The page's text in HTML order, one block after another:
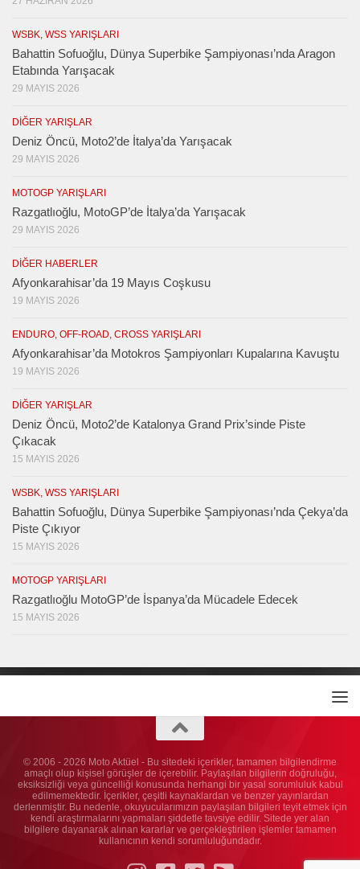
WSBK, WSS YARIŞLARI
Bahattin Sofuoğlu, Dünya Superbike Şampiyonası’nda Aragon
Etabında Yarışacak
29 MAYIS 2026
DIĞER YARIŞLAR
Deniz Öncü, Moto2’de İtalya’da Yarışacak
29 MAYIS 2026
MOTOGP YARIŞLARI
Razgatlıoğlu, MotoGP’de İtalya’da Yarışacak
29 MAYIS 2026
DIĞER HABERLER
Afyonkarahisar’da 19 Mayıs Coşkusu
19 MAYIS 2026
ENDURO, OFF-ROAD, CROSS YARIŞLARI
Afyonkarahisar’da Motokros Şampiyonları Kupalarına Kavuştu
19 MAYIS 2026
DIĞER YARIŞLAR
Deniz Öncü, Moto2’de Katalonya Grand Prix’sinde Piste
Çıkacak
15 MAYIS 2026
WSBK, WSS YARIŞLARI
Bahattin Sofuoğlu, Dünya Superbike Şampiyonası’nda Çekya’da
Piste Çıkıyor
15 MAYIS 2026
MOTOGP YARIŞLARI
Razgatlıoğlu MotoGP’de İspanya’da Mücadele Edecek
15 MAYIS 2026
© 2006 - 2026 Moto Aktüel - Bu sitedeki içerikler, tamamen bilgilendirme
amaçlı olup kişisel görüşler de içerebilir. Paylaşılan bilgilerin doğruluğu,
eksiksizliği veya güncelliği konusunda herhangi bir yasal sorumluluk kabul
edilmemektedir. İçerikler, çeşitli kaynaklardan ve benzer yayınlardan
derlenmiştir. Bu nedenle, okuyucularımızın paylaşılan bilgileri teyit etmek için
kendi araştırmalarını yapmaları şiddetle tavsiye edilir. Sitede yer alan
bilgilere dayanarak alınan kararlar ve gerçekleştirilen işlemler tamamen
kullanıcının kendi sorumluluğundadır.